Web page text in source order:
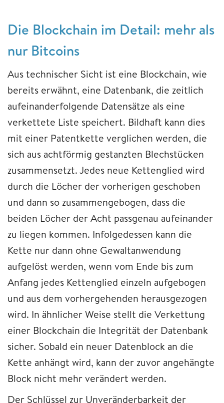
Die Blockchain im Detail: mehr als
nur Bitcoins
Aus technischer Sicht ist eine Blockchain, wie
bereits erwähnt, eine Datenbank, die zeitlich
aufeinanderfolgende Datensätze als eine
verkettete Liste speichert. Bildhaft kann dies
mit einer Patentkette verglichen werden, die
sich aus achtförmig gestanzten Blechstücken
zusammensetzt. Jedes neue Kettenglied wird
durch die Löcher der vorherigen geschoben
und dann so zusammengebogen, dass die
beiden Löcher der Acht passgenau aufeinander
zu liegen kommen. Infolgedessen kann die
Kette nur dann ohne Gewaltanwendung
aufgelöst werden, wenn vom Ende bis zum
Anfang jedes Kettenglied einzeln aufgebogen
und aus dem vorhergehenden herausgezogen
wird. In ähnlicher Weise stellt die Verkettung
einer Blockchain die Integrität der Datenbank
sicher. Sobald ein neuer Datenblock an die
Kette anhängt wird, kann der zuvor angehängte
Block nicht mehr verändert werden.
Der Schlüssel zur Unveränderbarkeit der